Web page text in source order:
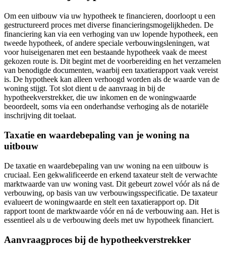
Om een uitbouw via uw hypotheek te financieren, doorloopt u een
gestructureerd proces met diverse financieringsmogelijkheden. De
financiering kan via een verhoging van uw lopende hypotheek, een
tweede hypotheek, of andere speciale verbouwingsleningen, wat
voor huiseigenaren met een bestaande hypotheek vaak de meest
gekozen route is. Dit begint met de voorbereiding en het verzamelen
van benodigde documenten, waarbij een taxatierapport vaak vereist
is. De hypotheek kan alleen verhoogd worden als de waarde van de
woning stijgt. Tot slot dient u de aanvraag in bij de
hypotheekverstrekker, die uw inkomen en de woningwaarde
beoordeelt, soms via een onderhandse verhoging als de notariële
inschrijving dit toelaat.
Taxatie en waardebepaling van je woning na
uitbouw
De taxatie en waardebepaling van uw woning na een uitbouw is
cruciaal. Een gekwalificeerde en erkend taxateur stelt de verwachte
marktwaarde van uw woning vast. Dit gebeurt zowel vóór als ná de
verbouwing, op basis van uw verbouwingsspecificatie. De taxateur
evalueert de woningwaarde en stelt een taxatierapport op. Dit
rapport toont de marktwaarde vóór en ná de verbouwing aan. Het is
essentieel als u de verbouwing deels met uw hypotheek financiert.
Aanvraagproces bij de hypotheekverstrekker